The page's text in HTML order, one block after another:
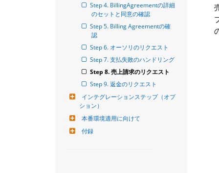
Step 4. BillingAgreementの詳細
のセットと同意の確認
Step 5. Billing Agreementの確
認
Step 6. オーソリのリクエスト
Step 7. 支払失敗のハンドリング
Step 8. 売上請求のリクエスト
Step 9. 返金のリクエスト
インテグレーションステップ（オプ
ション）
本番環境適用に向けて
付録